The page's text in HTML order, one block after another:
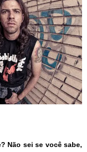
Não sei se você sabe,